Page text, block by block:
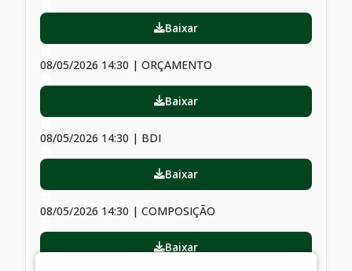
Baixar
08/05/2026 14:30 | ORÇAMENTO
Baixar
08/05/2026 14:30 | BDI
Baixar
08/05/2026 14:30 | COMPOSIÇÃO
Baixar